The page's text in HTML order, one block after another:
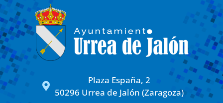
Plaza España, 2
50296 Urrea de Jalón (Zaragoza)